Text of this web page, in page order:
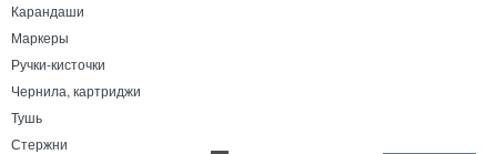
Карандаши
Маркеры
Ручки-кисточки
Чернила, картриджи
Тушь
Стержни